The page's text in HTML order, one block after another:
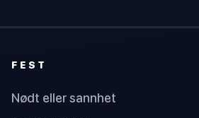
FEST
Nødt eller sannhet